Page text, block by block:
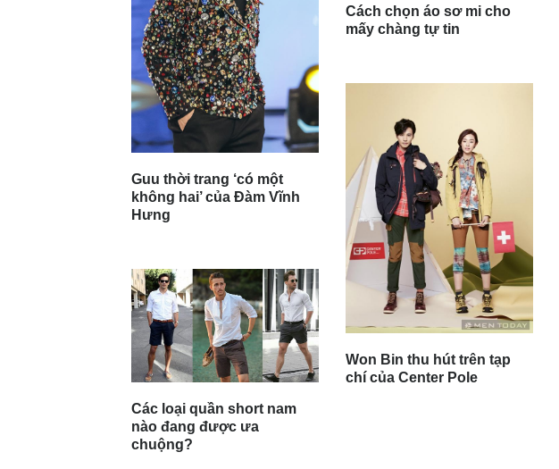
Guu thời trang ‘có một
không hai’ của Đàm Vĩnh
Hưng
Các loại quần short nam
nào đang được ưa
chuộng?
Cách chọn áo sơ mi cho
mấy chàng tự tin
Won Bin thu hút trên tạp
chí của Center Pole